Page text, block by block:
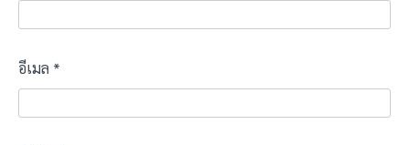
อีเมล *